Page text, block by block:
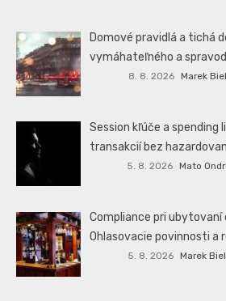
Domové pravidlá a tichá
vymáhateľného a
8. 8. 2026 Marek
Session kľúče a spending
transakcií bez
5. 8. 2026 Mato
Compliance pri ubytovaní
Ohlasovacie povinnosti a
5. 8. 2026 Marek